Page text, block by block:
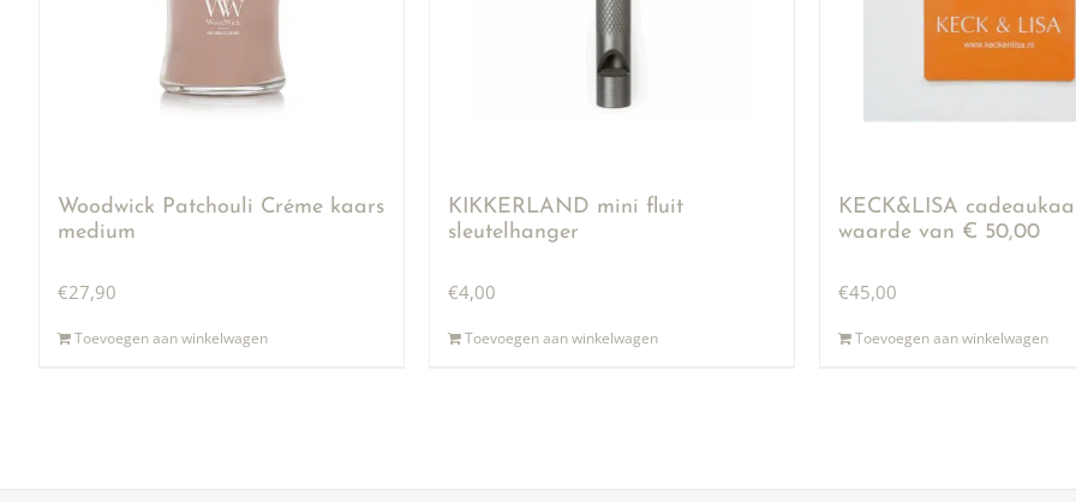
Woodwick Patchouli Créme kaars
medium
€27,90
Toevoegen aan winkelwagen
KIKKERLAND mini fluit
sleutelhanger
€4,00
Toevoegen aan winkelwagen
KECK&LISA
waarde van € 50,00
€45,00
Toevoegen aan winkelwagen